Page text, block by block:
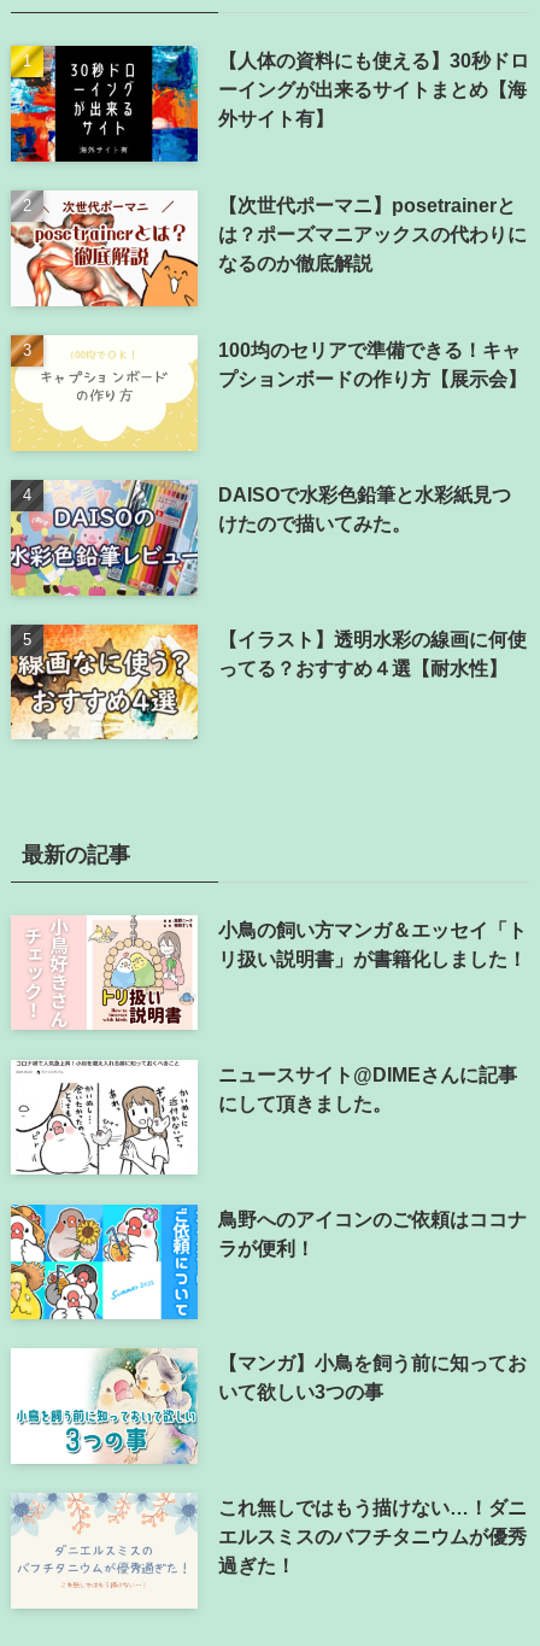
【人体の資料にも使える】30秒ドロ
ーイングが出来るサイトまとめ【海
外サイト有】
【次世代ポーマニ】posetrainerと
は？ポーズマニアックスの代わりに
なるのか徹底解説
100均のセリアで準備できる！キャ
プションボードの作り方【展示会】
DAISOで水彩色鉛筆と水彩紙見つ
けたので描いてみた。
【イラスト】透明水彩の線画に何使
ってる？おすすめ４選【耐水性】
最新の記事
小鳥の飼い方マンガ＆エッセイ「ト
リ扱い説明書」が書籍化しました！
ニュースサイト@DIMEさんに記事
にして頂きました。
鳥野へのアイコンのご依頼はココナ
ラが便利！
【マンガ】小鳥を飼う前に知ってお
いて欲しい3つの事
これ無しではもう描けない…！ダニ
エルスミスのバフチタニウムが優秀
過ぎた！